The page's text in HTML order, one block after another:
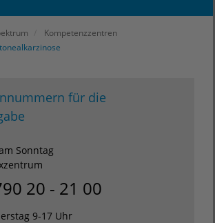
Kompetenzzentren
für die
Sonntag
20 - 21 00
9-17 Uhr